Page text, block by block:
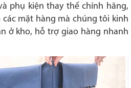
phụ kiện thay thế chính hãng,
mặt hàng mà chúng tôi kinh
ở kho, hỗ trợ giao hàng nhanh